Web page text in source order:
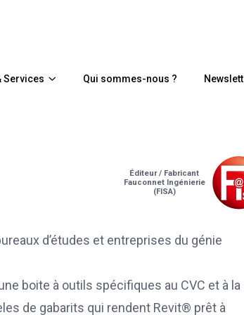
Services Qui sommes-nous ?
Éditeur / Fabricant
Fauconnet Ingénierie
(FISA)
d’études et entreprises du génie
boite à outils spécifiques au CVC et à la
de gabarits qui rendent Revit® prêt à